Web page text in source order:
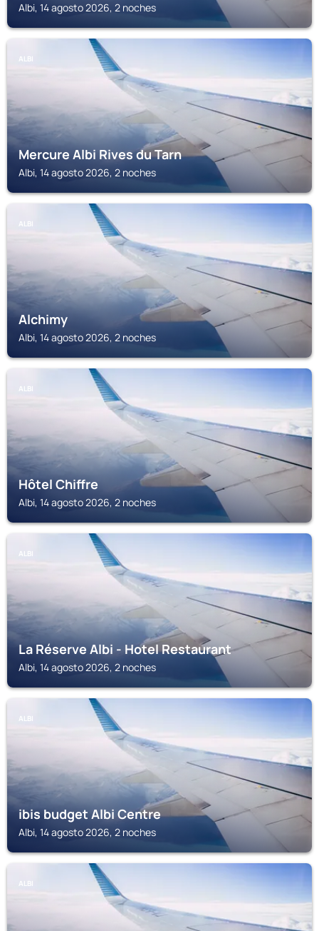
Albi, 14 agosto 2026, 2 noches
ALBI
Mercure Albi Rives du Tarn
Albi, 14 agosto 2026, 2 noches
ALBI
Alchimy
Albi, 14 agosto 2026, 2 noches
ALBI
Hôtel Chiffre
Albi, 14 agosto 2026, 2 noches
ALBI
La Réserve Albi - Hotel Restaurant
Albi, 14 agosto 2026, 2 noches
ALBI
ibis budget Albi Centre
Albi, 14 agosto 2026, 2 noches
ALBI